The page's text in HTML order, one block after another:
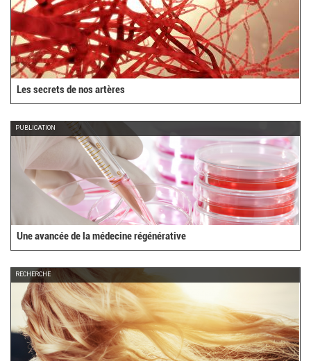
Les secrets de nos artères
PUBLICATION
Une avancée de la médecine régénérative
RECHERCHE